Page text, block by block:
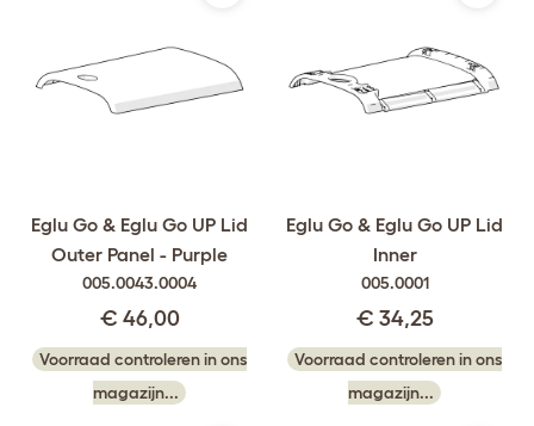
Eglu Go & Eglu Go UP Lid
Outer Panel - Purple
005.0043.0004
€ 46,00
Voorraad controleren in ons
magazijn...
Eglu Go & Eglu Go UP Lid
Inner
005.0001
€ 34,25
Voorraad controleren in ons
magazijn...